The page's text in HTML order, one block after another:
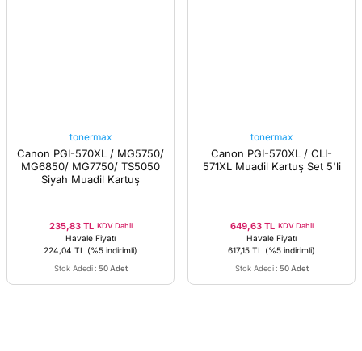
tonermax
Canon PGI-570XL / MG5750/
MG6850/ MG7750/ TS5050
Siyah Muadil Kartuş
235,83 TL KDV Dahil
Havale Fiyatı
224,04 TL (%5 indirimli)
Stok Adedi : 50 Adet
tonermax
Canon PGI-570XL / CLI-
571XL Muadil Kartuş Set 5'li
649,63 TL KDV Dahil
Havale Fiyatı
617,15 TL (%5 indirimli)
Stok Adedi : 50 Adet